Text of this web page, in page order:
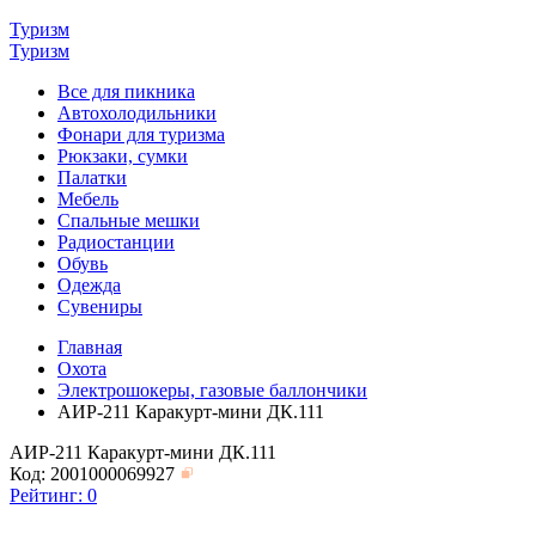
Туризм
Туризм
Все для пикника
Автохолодильники
Фонари для туризма
Рюкзаки, сумки
Палатки
Мебель
Спальные мешки
Радиостанции
Обувь
Одежда
Сувениры
Главная
Охота
Электрошокеры, газовые баллончики
АИР-211 Каракурт-мини ДК.111
АИР-211 Каракурт-мини ДК.111
Код: 2001000069927
Рейтинг: 0